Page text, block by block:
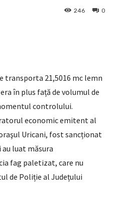
0
246
transporta 21,5016 mc lemn
în plus față de volumul de
controlului.
economic emitent al
Uricani, fost sancționat
luat măsura
fag paletizat, care nu
de Poliție al Județului